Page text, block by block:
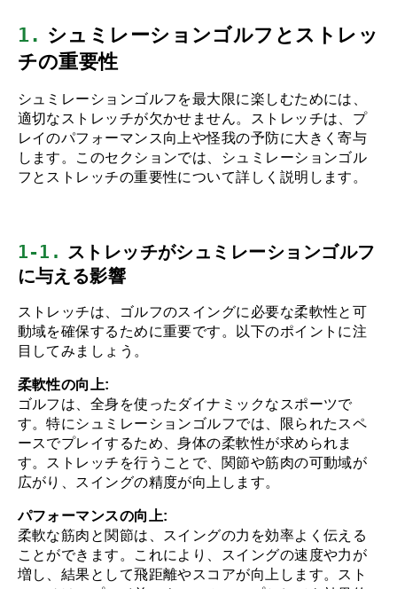
1. シュミレーションゴルフとストレッ
チの重要性
シュミレーションゴルフを最大限に楽しむためには、
適切なストレッチが欠かせません。ストレッチは、プ
レイのパフォーマンス向上や怪我の予防に大きく寄与
します。このセクションでは、シュミレーションゴル
フとストレッチの重要性について詳しく説明します。
1-1. ストレッチがシュミレーションゴルフ
に与える影響
ストレッチは、ゴルフのスイングに必要な柔軟性と可
動域を確保するために重要です。以下のポイントに注
目してみましょう。
柔軟性の向上:
ゴルフは、全身を使ったダイナミックなスポーツで
す。特にシュミレーションゴルフでは、限られたスペ
ースでプレイするため、身体の柔軟性が求められま
す。ストレッチを行うことで、関節や筋肉の可動域が
広がり、スイングの精度が向上します。
パフォーマンスの向上:
柔軟な筋肉と関節は、スイングの力を効率よく伝える
ことができます。これにより、スイングの速度や力が
増し、結果として飛距離やスコアが向上します。スト